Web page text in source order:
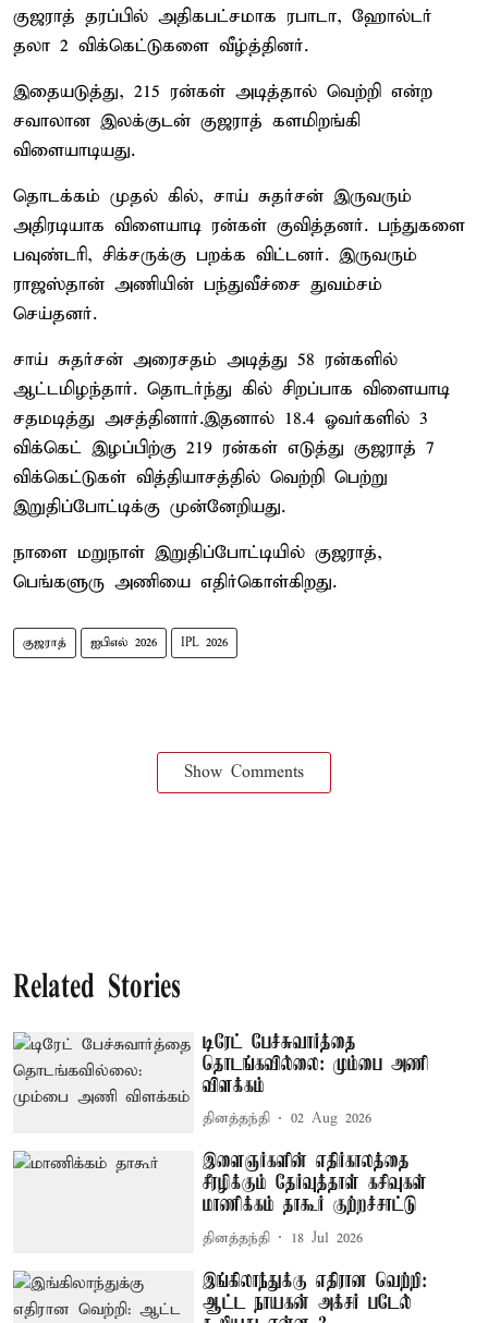
குஜராத் தரப்பில் அதிகபட்சமாக ரபாடா, ஹோல்டர்
தலா 2 விக்கெட்டுகளை வீழ்த்தினர்.
இதையடுத்து, 215 ரன்கள் அடித்தால் வெற்றி என்ற
சவாலான இலக்குடன் குஜராத் களமிறங்கி
விளையாடியது.
தொடக்கம் முதல் கில், சாய் சுதர்சன் இருவரும்
அதிரடியாக விளையாடி ரன்கள் குவித்தனர். பந்துகளை
பவுண்டரி, சிக்சருக்கு பறக்க விட்டனர். இருவரும்
ராஜஸ்தான் அணியின் பந்துவீச்சை துவம்சம்
செய்தனர்.
சாய் சுதர்சன் அரைசதம் அடித்து 58 ரன்களில்
ஆட்டமிழந்தார். தொடர்ந்து கில் சிறப்பாக விளையாடி
சதமடித்து அசத்தினார்.இதனால் 18.4 ஓவர்களில் 3
விக்கெட் இழப்பிற்கு 219 ரன்கள் எடுத்து குஜராத் 7
விக்கெட்டுகள் வித்தியாசத்தில் வெற்றி பெற்று
இறுதிப்போட்டிக்கு முன்னேறியது.
நாளை மறுநாள் இறுதிப்போட்டியில் குஜராத்,
பெங்களுரு அணியை எதிர்கொள்கிறது.
குஜராத் ஐபிஎல் 2026 IPL 2026
Show Comments
Related Stories
டிரேட் பேச்சுவார்த்தை
தொடங்கவில்லை: மும்பை அணி
விளக்கம்
தினத்தந்தி 02 Aug 2026
இளைஞர்களின் எதிர்காலத்தை
சீரழிக்கும் தேர்வுத்தாள் கசிவுகள் –
மாணிக்கம் தாகூர் குற்றச்சாட்டு
தினத்தந்தி 18 Jul 2026
இங்கிலாந்துக்கு எதிரான வெற்றி:
ஆட்ட நாயகன் அக்சர் படேல்